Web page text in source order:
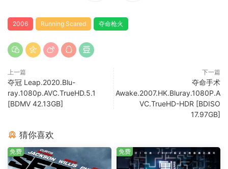
2006 Running Scared 夺命枪火
上一篇
夺冠 Leap.2020.Blu-
ray.1080p.AVC.TrueHD.5.1
[BDMV 42.13GB]
下一篇
夺命手术
Awake.2007.HK.Bluray.1080P.A
VC.TrueHD-HDR [BDISO
17.97GB]
猜你喜欢
免费 免费